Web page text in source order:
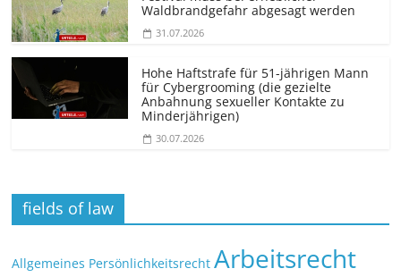
Waldbrandgefahr abgesagt werden
31.07.2026
Hohe Haftstrafe für 51-jährigen Mann
für Cybergrooming (die gezielte
Anbahnung sexueller Kontakte zu
Minderjährigen)
30.07.2026
fields of law
Allgemeines Persönlichkeitsrecht Arbeitsrecht